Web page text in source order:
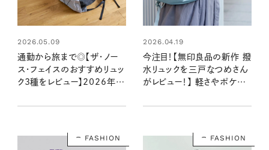
2026.05.09
通勤から旅まで◎【ザ・ノー
ス・フェイスのおすすめリュッ
ク3種をレビュー】2026年注
⼒・使い⼼地をチェック
2026.04.19
今注目！【無印良品の新作 撥
水リュックを三戸なつめさん
がレビュー！】 軽さやポケット
FASHION FASHION